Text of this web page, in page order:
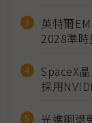
英特爾
2028準時
SpaceX
採用
光進銅退